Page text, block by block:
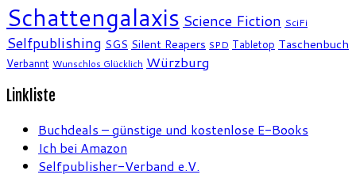
Schattengalaxis Science Fiction SciFi
Selfpublishing SGS Silent Reapers SPD Tabletop Taschenbuch
Verbannt Wunschlos Glücklich Würzburg
Linkliste
Buchdeals – günstige und kostenlose E-Books
Ich bei Amazon
Selfpublisher-Verband e.V.